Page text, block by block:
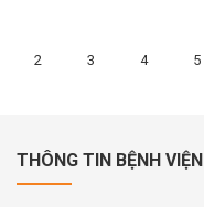
2 3 4 5
THÔNG TIN BỆNH VIỆN